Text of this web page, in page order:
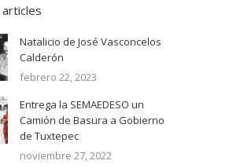
Natalicio de José Vasconcelos
Calderón
febrero 22, 2023
Entrega la SEMAEDESO un
Camión de Basura a Gobierno
de Tuxtepec
noviembre 27, 2022